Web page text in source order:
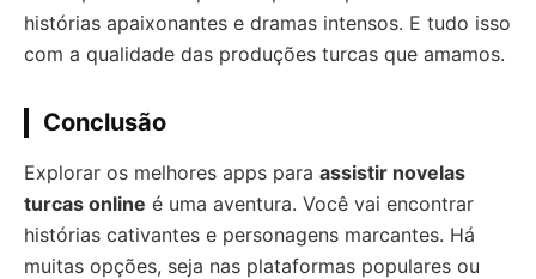
histórias apaixonantes e dramas intensos. E tudo isso
com a qualidade das produções turcas que amamos.
Conclusão
Explorar os melhores apps para assistir novelas
turcas online é uma aventura. Você vai encontrar
histórias cativantes e personagens marcantes. Há
muitas opções, seja nas plataformas populares ou